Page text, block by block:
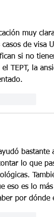
muy
casos de visa
si no
TEPT, la
lo que
eso es lo
por dónde